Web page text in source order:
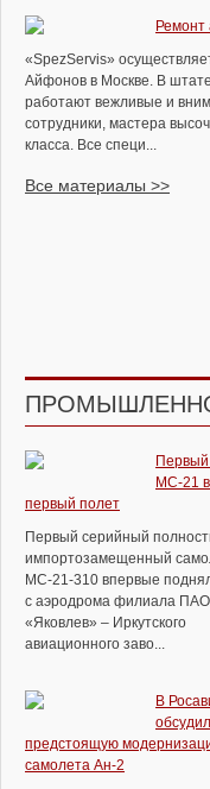
«SpezServis»
Айфонов в Москве. В
работают вежливые и
сотрудники, мастера
класса. Все специ...
Все материалы >>
МС-21
первый полет
Первый серийный
импортозамещенный
МС-21-310 впервые
с аэродрома филиала ПАО
«Яковлев» – Иркутского
авиационного заво...
В
предстоящую
самолета Ан-2